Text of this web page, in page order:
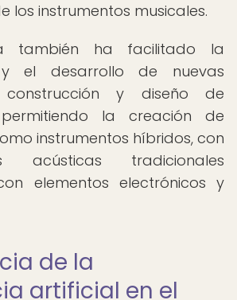
los instrumentos musicales.
también ha facilitado la
y el desarrollo de nuevas
y diseño de
permitiendo la creación de
instrumentos híbridos, con
acústicas tradicionales
elementos electrónicos y
de la
artificial en el